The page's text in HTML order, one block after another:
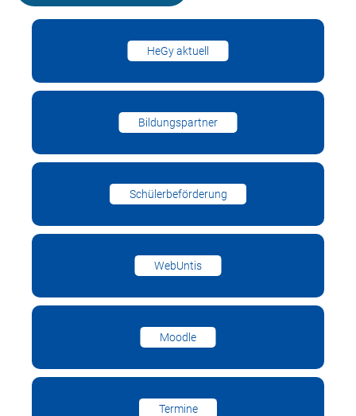
HeGy aktuell
Bildungspartner
Schülerbeförderung
WebUntis
Moodle
Termine